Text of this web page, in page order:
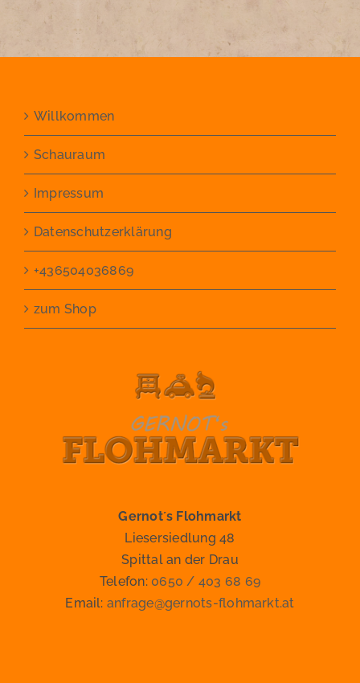
Willkommen
Schauraum
Impressum
Datenschutzerklärung
+436504036869
zum Shop
Gernot´s Flohmarkt
Liesersiedlung 48
Spittal an der Drau
Telefon: 0650 / 403 68 69
Email: anfrage@gernots-flohmarkt.at